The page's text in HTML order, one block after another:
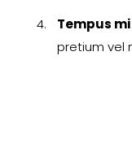
Tempus
pretium vel